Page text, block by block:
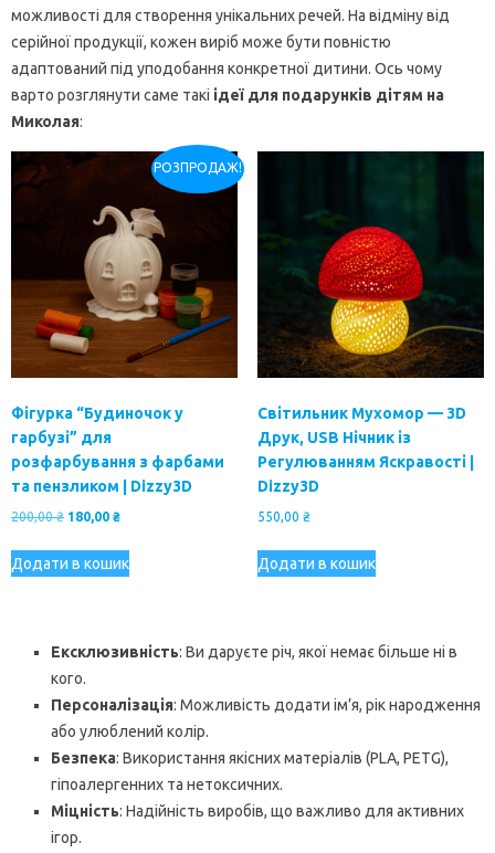
можливості для створення унікальних речей. На відміну від
серійної продукції, кожен виріб може бути повністю
адаптований під уподобання конкретної дитини. Ось чому
варто розглянути саме такі ідеї для подарунків дітям на
Миколая:
РОЗПРОДАЖ!
Фігурка “Будиночок у
гарбузі” для
розфарбування з фарбами
та пензликом | Dizzy3D
200,00₴ Оригінальна
200,00 ₴.
180,00 ₴Поточна
180,00 ₴.
Додати в кошик
Світильник Мухомор — 3D
Друк, USB Нічник із
Регулюванням Яскравості |
Dizzy3D
550,00 ₴
Додати в кошик
Ексклюзивність: Ви даруєте річ, якої немає більше ні в
кого.
Персоналізація: Можливість додати ім’я, рік народження
або улюблений колір.
Безпека: Використання якісних матеріалів (PLA, PETG),
гіпоалергенних та нетоксичних.
Міцність: Надійність виробів, що важливо для активних
ігор.